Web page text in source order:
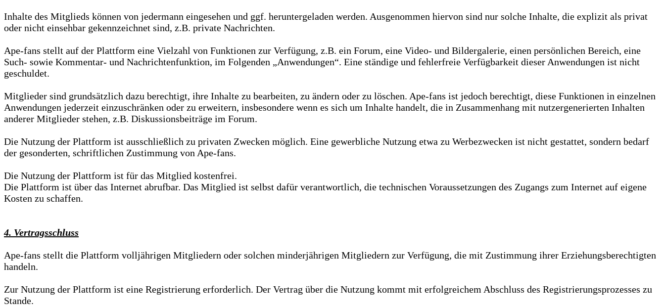
Inhalte des Mitglieds können von jedermann eingesehen und ggf. heruntergeladen werden. Ausgenommen hiervon sind nur solche Inhalte, die explizit als privat
oder nicht einsehbar gekennzeichnet sind, z.B. private Nachrichten.
Ape-fans stellt auf der Plattform eine Vielzahl von Funktionen zur Verfügung, z.B. ein Forum, eine Video- und Bildergalerie, einen persönlichen Bereich, eine
Such- sowie Kommentar- und Nachrichtenfunktion, im Folgenden „Anwendungen“. Eine ständige und fehlerfreie Verfügbarkeit dieser Anwendungen ist nicht
geschuldet.
Mitglieder sind grundsätzlich dazu berechtigt, ihre Inhalte zu bearbeiten, zu ändern oder zu löschen. Ape-fans ist jedoch berechtigt, diese Funktionen in einzelnen
Anwendungen jederzeit einzuschränken oder zu erweitern, insbesondere wenn es sich um Inhalte handelt, die in Zusammenhang mit nutzergenerierten Inhalten
anderer Mitglieder stehen, z.B. Diskussionsbeiträge im Forum.
Die Nutzung der Plattform ist ausschließlich zu privaten Zwecken möglich. Eine gewerbliche Nutzung etwa zu Werbezwecken ist nicht gestattet, sondern bedarf
der gesonderten, schriftlichen Zustimmung von Ape-fans.
Die Nutzung der Plattform ist für das Mitglied kostenfrei.
Die Plattform ist über das Internet abrufbar. Das Mitglied ist selbst dafür verantwortlich, die technischen Voraussetzungen des Zugangs zum Internet auf eigene
Kosten zu schaffen.
4. Vertragsschluss
Ape-fans stellt die Plattform volljährigen Mitgliedern oder solchen minderjährigen Mitgliedern zur Verfügung, die mit Zustimmung ihrer Erziehungsberechtigten
handeln.
Zur Nutzung der Plattform ist eine Registrierung erforderlich. Der Vertrag über die Nutzung kommt mit erfolgreichem Abschluss des Registrierungsprozesses zu
Stande.